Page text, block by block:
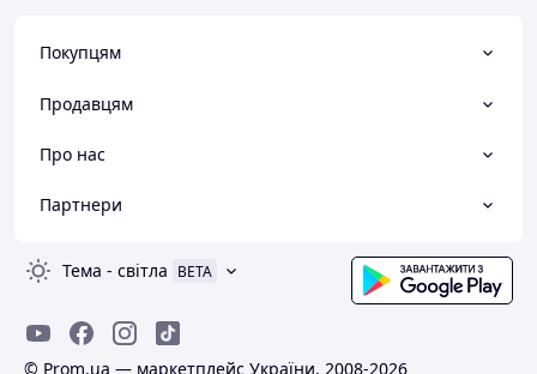
Покупцям
Продавцям
Про нас
Партнери
Тема - світла BETA
© Prom.ua — маркетплейс України, 2008-2026